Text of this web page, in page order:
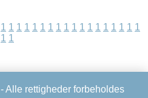
1 1 1 1 1 1 1 1 1 1 1 1 1 1 1 1 1 1
1 1
- Alle rettigheder forbeholdes